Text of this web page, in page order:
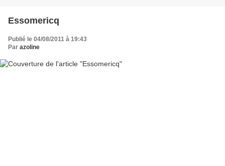
Essomericq
Publié le 04/08/2011 à 19:43
Par azoline